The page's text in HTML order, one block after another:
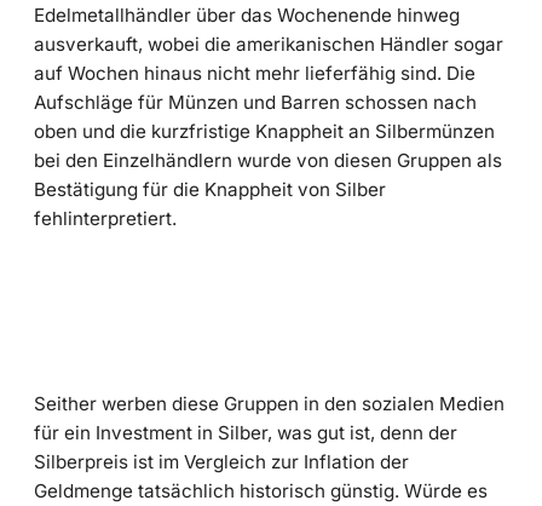
Edelmetallhändler über das Wochenende hinweg
ausverkauft, wobei die amerikanischen Händler sogar
auf Wochen hinaus nicht mehr lieferfähig sind. Die
Aufschläge für Münzen und Barren schossen nach
oben und die kurzfristige Knappheit an Silbermünzen
bei den Einzelhändlern wurde von diesen Gruppen als
Bestätigung für die Knappheit von Silber
fehlinterpretiert.
Seither werben diese Gruppen in den sozialen Medien
für ein Investment in Silber, was gut ist, denn der
Silberpreis ist im Vergleich zur Inflation der
Geldmenge tatsächlich historisch günstig. Würde es